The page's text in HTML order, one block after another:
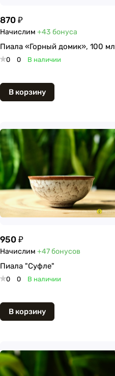
870 ₽
Начислим +43 бонуса
Пиала «Горный домик», 100 мл
0 0 В наличии
В корзину
950 ₽
Начислим +47бонусов
Пиала "Суфле"
0 0 В наличии
В корзину